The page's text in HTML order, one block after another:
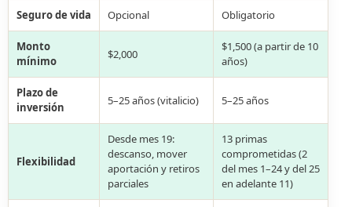
Seguro de vida Opcional Obligatorio
Monto
mínimo
$2,000
$1,500 (a partir de 10
años)
Plazo de
inversión
5–25 años (vitalicio) 5–25 años
Flexibilidad
Desde mes 19:
descanso, mover
aportación y retiros
parciales
13 primas
comprometidas (2
del mes 1–24 y del 25
en adelante 11)